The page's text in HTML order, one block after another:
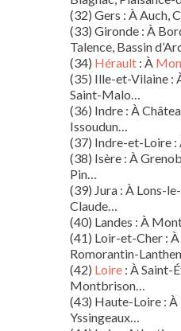
(32) Gers : À Auch,
(33) Gironde : À
Talence, Bassin
(34) Hérault : À
(35) Ille-et-Vilaine :
Saint-Malo…
(36) Indre : À
Issoudun…
(37) Indre-et-Loire :
(38) Isère : À
Pin…
(39) Jura : À Lons-
Claude…
(40) Landes : À
(41) Loir-et-Cher : À
Romorantin-
(42) Loire : À Saint-
Montbrison…
(43) Haute-Loire : À
Yssingeaux…